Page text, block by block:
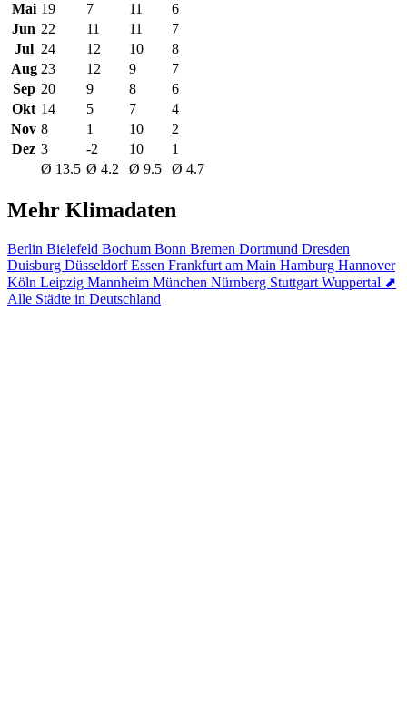
Mai 19 7 11
6
Jun 22 11 11
7
Jul 24 12 10
8
Aug 23 12 9
7
Sep 20 9 8
6
Okt 14 5 7
4
Nov 8 1 10
2
Dez 3 -2 10
1
Ø 13.5 Ø 4.2 Ø 9.5 Ø 4.7
Mehr Klimadaten
Berlin Bielefeld Bochum Bonn Bremen Dortmund Dresden
Duisburg DüsseldorfEssen Frankfurt am Main Hamburg Hannover
Köln Leipzig Mannheim München Nürnberg Stuttgart Wuppertal ⬈
Alle Städte in Deutschland